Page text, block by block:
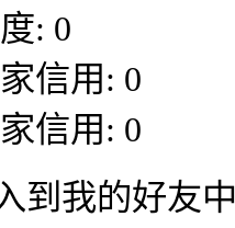
: 0
信用: 0
信用: 0
到我的好友